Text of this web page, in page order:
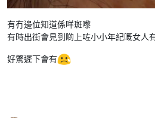
有冇邊位知道係咩斑嚟
有時出街會見到啲上咗小小年紀嘅女人
好驚遲下會有